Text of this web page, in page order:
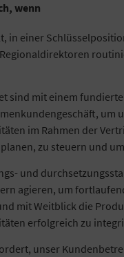
wenn
in einer
sind mit einem
um
im Rahmen der
zu steuern und
und
agieren, um
mit Weitblick die
erfolgreich zu
unser